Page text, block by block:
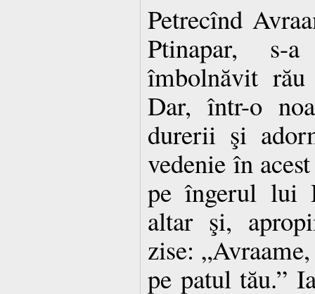
Petrecînd
Ptinapar,
îmbolnăvit
Dar, într-o
durerii şi
vedenie în
pe îngerul lui
altar şi,
zise:
pe patul tău.”